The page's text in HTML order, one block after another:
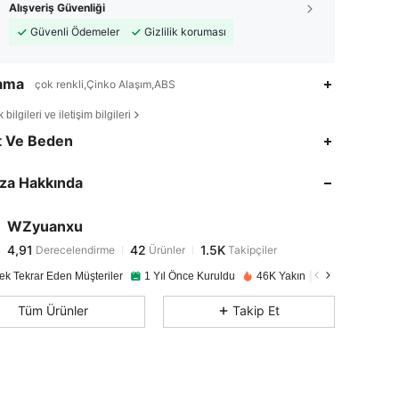
Alışveriş Güvenliği
Güvenli Ödemeler
Gizlilik koruması
çok renkli,Çinko Alaşım,ABS
bilgileri ve iletişim bilgileri
Ve Beden
Hakkında
WZyuanxu
4,91
4,91
l***z 1 gün önce'i takip etti
42
4,91
42
1.5K
4,91
1.5K
Tekrar Eden Müşteriler 1 Yıl Önce Kuruldu 46K Yakın zamanda satıldı
Tüm Ürünler Takip Et